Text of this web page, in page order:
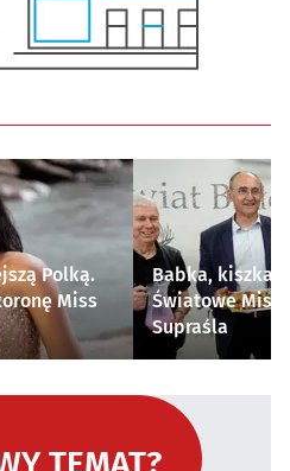
Polką.
Miss
Babka, kiszka i
Światowe
Supraśla
TEMAT?